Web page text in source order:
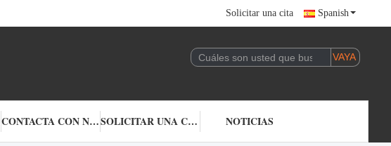
Solicitar una cita Spanish
CONTACTA CON NOSOTROS SOLICITAR UNA CITA NOTICIAS